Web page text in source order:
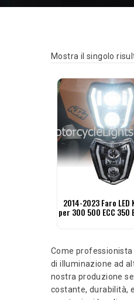
Mostra il singolo
2014-2023 Faro LED
per 300 500 ECC 350
Come professionista
di illuminazione ad
nostra produzione
costante, durabilità,